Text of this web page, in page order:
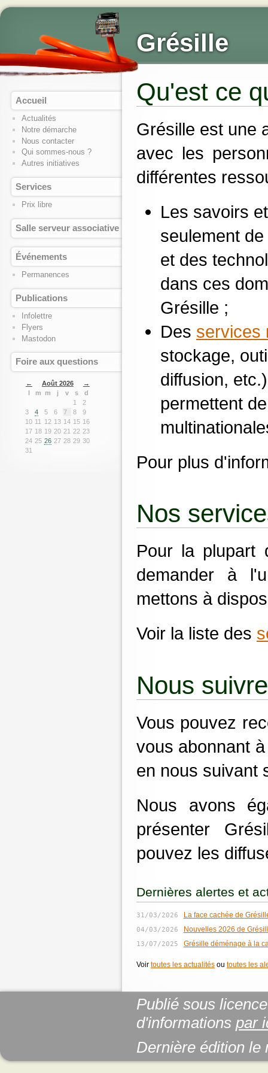
Grésille
Accueil
Actualités
Notre démarche
Nous contacter
Qui sommes-nous ?
Autres initiatives
Services
Prix libre
Salle serveur associative
Événements
Permanences
Publications
Infolettre
Flyers
Mastodon
Foire aux questions
← Août 2026
→
m m j v s
d
1
2
3
4 5 6 7 8
9
10 11 12 13 14 15 16
17 18 19 20 21 22 23
24 25 26 27 28 29 30
31
Qu'est ce
Grésille est une
avec les
différentes
Les savoirs
seulement
et des
dans ces
Grésille ;
Des services
stockage,
diffusion,
permettent
Pour plus
Nos
Pour la plupart
demander à
mettons à
Voir la liste des
Nous suivre
Vous pouvez
vous abonnant
en nous suivant
Nous avons
présenter
pouvez les
Dernières alertes et
31/03/2026
La face cachée de
04/03/2026
Nouvelles 2026 de
13/07/2025
Grésille déménage à la
Voir toutes les actualités ou toutes les
Publié sous
d'informations par
Dernière édition le